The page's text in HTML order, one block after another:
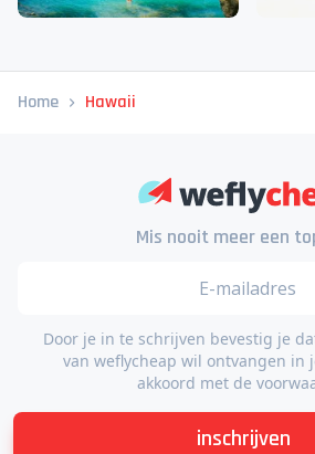
Home Hawaii
Mis nooit meer een
Door je in te schrijven bevestig je
van weflycheap wil ontvangen in
akkoord met de
inschrijven